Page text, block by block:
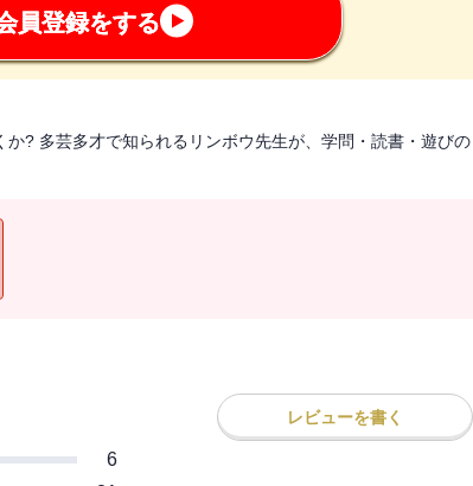
員登録をする
? 多芸多才で知られるリンボウ先生が、学問・読書・遊びの
レビューを書く
6